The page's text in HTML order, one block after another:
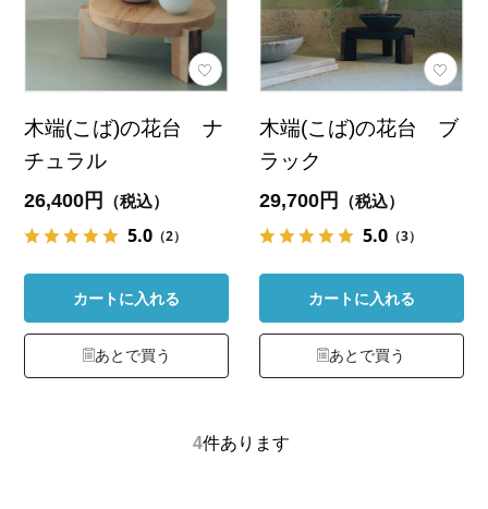
木端(こば)の花台 ナ
チュラル
26,400円 （税込）
5.0 （2）
カートに入れる
あとで買う
木端(こば)の花台 ブ
ラック
29,700円 （税込）
5.0 （3）
カートに入れる
あとで買う
4件あります